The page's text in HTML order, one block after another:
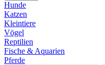
Hunde
Katzen
Kleintiere
Vögel
Reptilien
Fische & Aquarien
Pferde